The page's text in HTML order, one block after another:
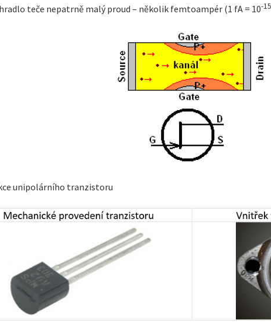
teče nepatrně malý proud – několik femtoampér (1 fA = 10-15
unipolárního tranzistoru